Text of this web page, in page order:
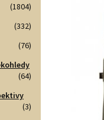
(1804)
(332)
(76)
(64)
(3)